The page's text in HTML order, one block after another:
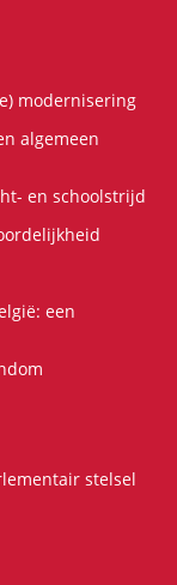
modernisering
algemeen
en schoolstrijd
een
stelsel